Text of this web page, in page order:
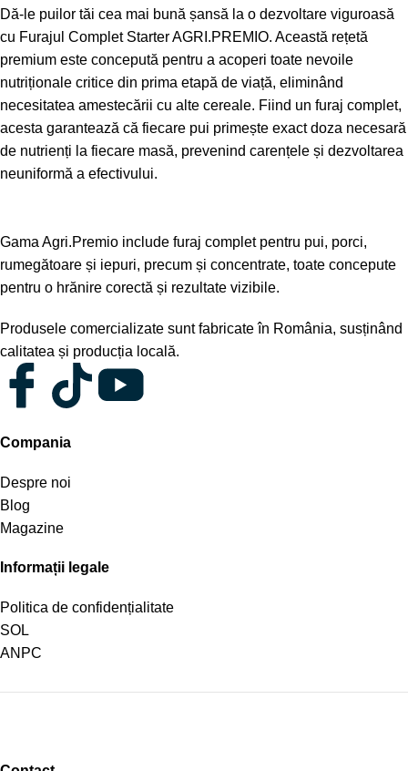
Dă-le puilor tăi cea mai bună șansă la o dezvoltare viguroasă
cu Furajul Complet Starter AGRI.PREMIO. Această rețetă
premium este concepută pentru a acoperi toate nevoile
nutriționale critice din prima etapă de viață, eliminând
necesitatea amestecării cu alte cereale. Fiind un furaj complet,
acesta garantează că fiecare pui primește exact doza necesară
de nutrienți la fiecare masă, prevenind carențele și dezvoltarea
neuniformă a efectivului.
Gama Agri.Premio include furaj complet pentru pui, porci,
rumegătoare și iepuri, precum și concentrate, toate concepute
pentru o hrănire corectă și rezultate vizibile.
Produsele comercializate sunt fabricate în România, susținând
calitatea și producția locală.
Compania
Despre noi
Blog
Magazine
Informații legale
Politica de confidențialitate
SOL
ANPC